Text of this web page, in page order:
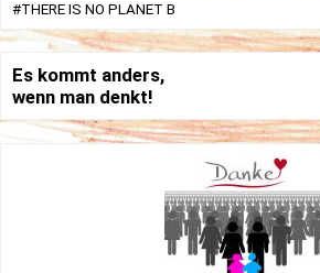
#THERE IS NO PLANET B
Es kommt anders,
wenn man denkt!